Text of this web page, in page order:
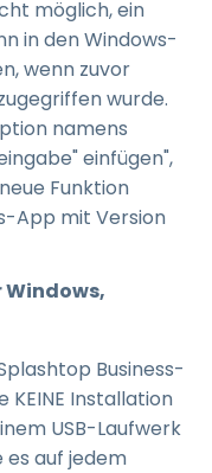
möglich, ein
in den Windows-
wenn zuvor
wurde.
namens
einfügen",
Funktion
App mit Version
Windows,
Business-
KEINE Installation
USB-Laufwerk
es auf jedem